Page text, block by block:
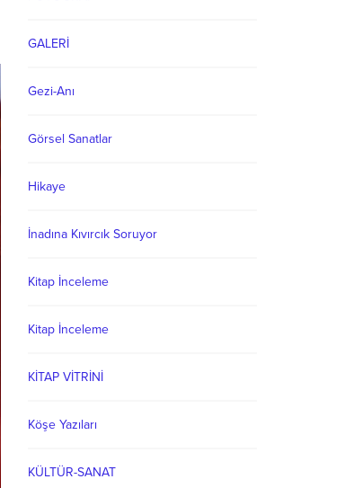
GALERİ
Gezi-Anı
Görsel Sanatlar
Hikaye
İnadına Kıvırcık Soruyor
Kitap İnceleme
Kitap İnceleme
KİTAP VİTRİNİ
Köşe Yazıları
KÜLTÜR-SANAT